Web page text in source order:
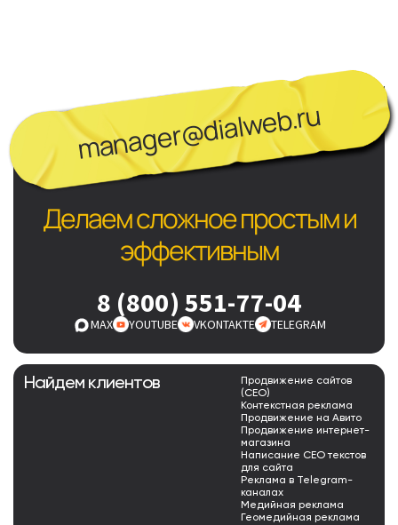
Найдем клиентов
Продвижение сайтов
(СЕО)
Контекстная реклама
Продвижение на Авито
Продвижение интернет-
магазина
Написание СЕО текстов
для сайта
Реклама в Telegram-
каналах
Медийная реклама
Геомедийная реклама
manager@dialweb.ru
Делаем сложное простым и
эффективным
8 (800) 551-77-04
MAX YOUTUBE VKONTAKTE TELEGRAM